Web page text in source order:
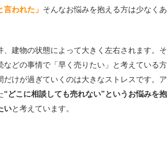
われた」 そんなお悩みを抱える方は少なくあ
、建物の状態によって大きく左右されます。そ
などの事情で「早く売りたい」と考えている方
だけが過ぎていくのは大きなストレスです。ア
“どこに相談しても売れない”というお悩みを抱
いと考えています。